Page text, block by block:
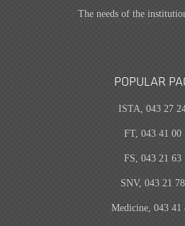
The needs of the
POPULAR
ISTA, 043 27
FT, 043 41 00
FS, 043 21 63
SNV, 043 21
Medicine, 043 41